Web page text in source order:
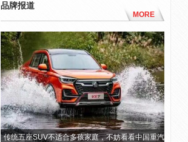
品牌报道
MORE
传统五座SUV不适合多孩家庭，不妨看看中国重汽